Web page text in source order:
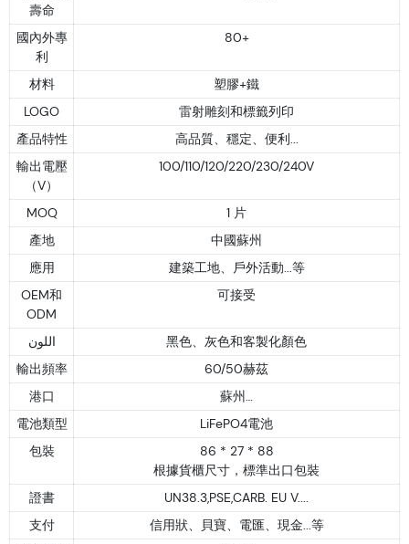
壽命
國內外專
利
80+
材料
塑膠+鐵
LOGO
雷射雕刻和標籤列印
產品特性
高品質、穩定、便利...
輸出電壓
（V）
100/110/120/220/230/240V
MOQ
1 片
產地
中國蘇州
應用
建築工地、戶外活動...等
OEM和
ODM
可接受
اللون
黑色、灰色和客製化顏色
輸出頻率
60/50赫茲
港口
蘇州…
電池類型
LiFePO4電池
包裝
86 * 27 * 88
根據貨櫃尺寸，標準出口包裝
證書
UN38.3,PSE,CARB. EU V....
支付
信用狀、貝寶、電匯、現金...等